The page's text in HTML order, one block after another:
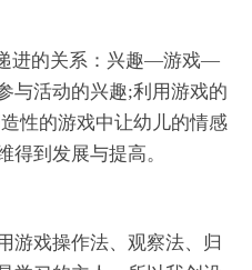
进的关系：兴趣—游戏—
与活动的兴趣;利用游戏的
性的游戏中让幼儿的情感
得到发展与提高。
游戏操作法、观察法、归